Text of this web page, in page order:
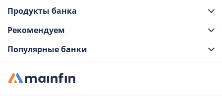
Продукты банка
Рекомендуем
Популярные банки